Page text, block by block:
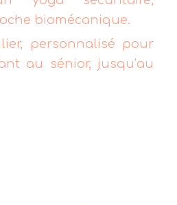
biomécanique.
personnalisé pour
au sénior, jusqu’au